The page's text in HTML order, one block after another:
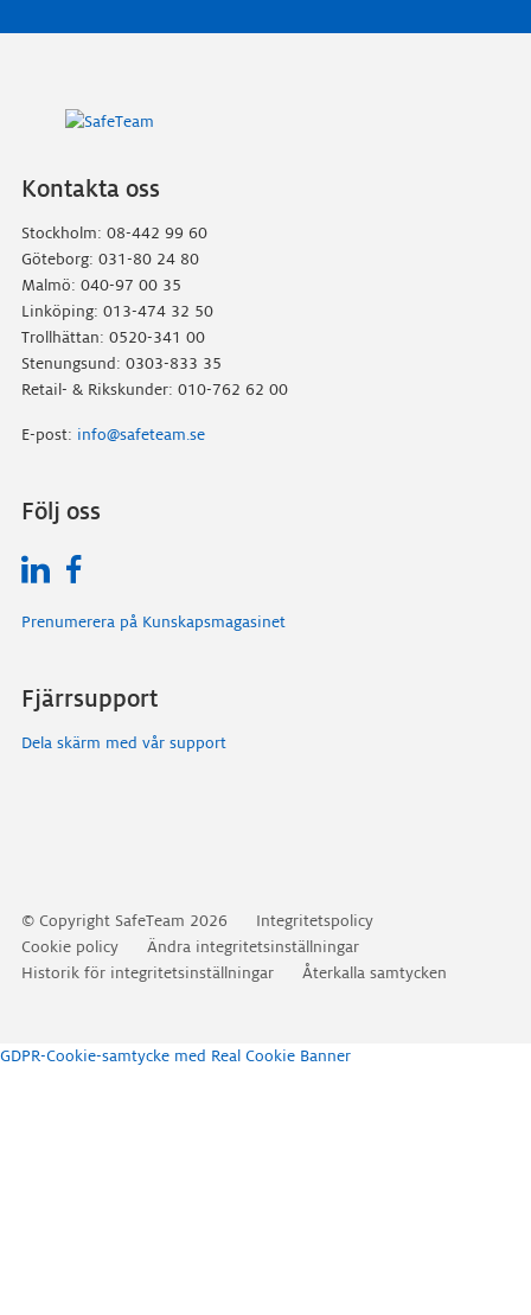
Kontakta oss
Stockholm: 08-442 99 60
Göteborg: 031-80 24 80
Malmö: 040-97 00 35
Linköping: 013-474 32 50
Trollhättan: 0520-341 00
Stenungsund: 0303-833 35
Retail- & Rikskunder: 010-762 62 00
E-post: info@safeteam.se
Följ oss
Prenumerera på Kunskapsmagasinet
Fjärrsupport
Dela skärm med vår support
Gå
vidare
till
© Copyright SafeTeam 2026
Integritetspolicy
Cookie policy
Ändra integritetsinställningar
Historik för integritetsinställningar
Återkalla samtycken
GDPR-Cookie-samtycke med Real Cookie Banner